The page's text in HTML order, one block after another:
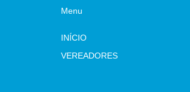
Menu
INÍCIO
VEREADORES